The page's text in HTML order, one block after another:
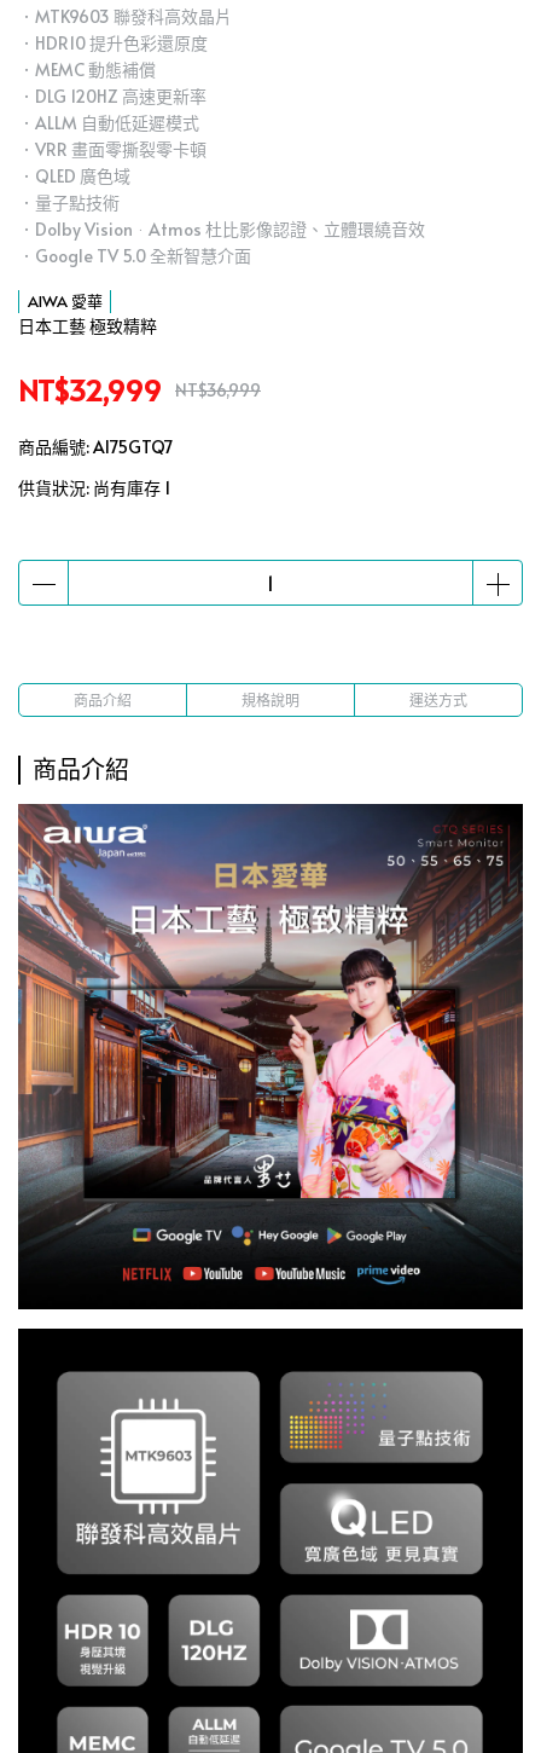
．MTK9603 聯發科高效晶片
．HDR10 提升色彩還原度
．MEMC 動態補償
．DLG 120HZ 高速更新率
．ALLM 自動低延遲模式
．VRR 畫面零撕裂零卡頓
．QLED 廣色域
．量子點技術
．Dolby VisionᆞAtmos 杜比影像認證、立體環繞音效
．Google TV 5.0 全新智慧介面
AIWA 愛華
日本工藝 極致精粹
NT$32,999 NT$36,999
商品編號:AI75GTQ7
供貨狀況: 尚有庫存 1
商品介紹 規格說明 運送方式
商品介紹